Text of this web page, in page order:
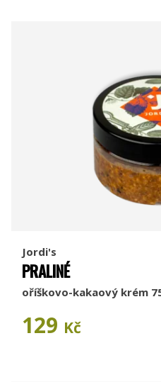
Jordi's
PRALINÉ
oříškovo-kakaový krém
129 Kč